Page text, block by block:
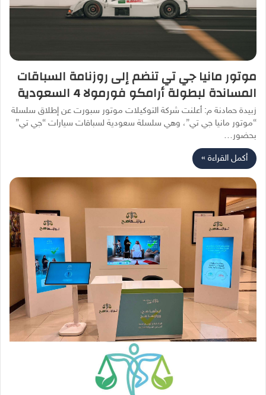
موتور مانيا جي تي تنضم إلى روزنامة السباقات
المساندة لبطولة أرامكو فورمولا 4 السعودية
زبيدة حمادنة م: أعلنت شركة التوكيلات موتور سبورت عن إطلاق سلسلة
“موتور مانيا جي تي”، وهي سلسلة سعودية لسباقات سيارات “جي تي”
بحضور…
أكمل القراءة »